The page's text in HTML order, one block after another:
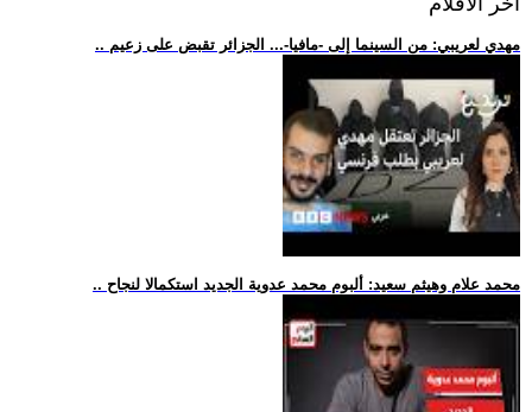
.. مهدي لعريبي: من السينما إلى -مافيا-... الجزائر تقبض على زعيم
.. محمد علام وهيثم سعيد: ألبوم محمد عدوية الجديد استكمالا لنجاح